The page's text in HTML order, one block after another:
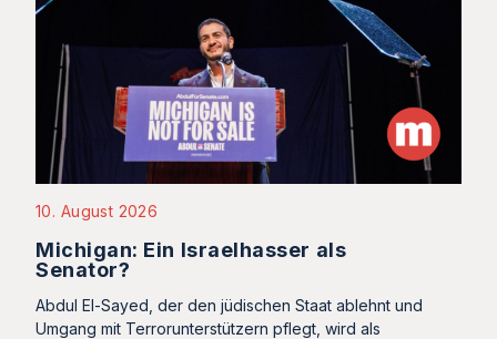
10. August 2026
Michigan: Ein Israelhasser als
Senator?
Abdul El-Sayed, der den jüdischen Staat ablehnt und
Umgang mit Terrorunterstützern pflegt, wird als